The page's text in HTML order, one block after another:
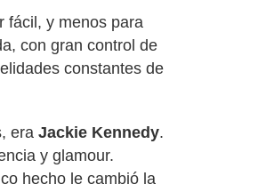
fácil, y menos para
con gran control de
constantes de
era Jackie Kennedy.
y glamour.
hecho le cambió la